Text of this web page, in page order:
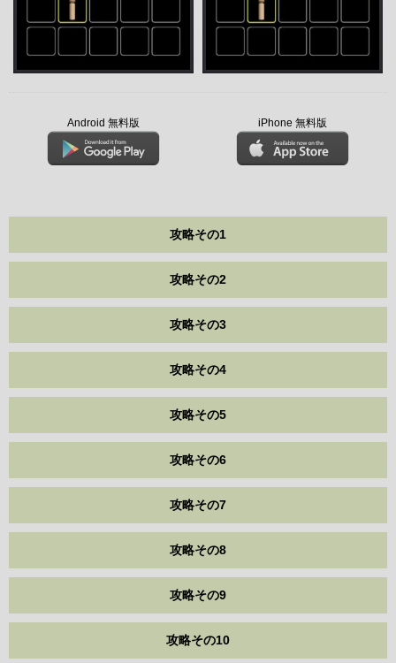
Android 無料版 iPhone 無料版
攻略その1
攻略その2
攻略その3
攻略その4
攻略その5
攻略その6
攻略その7
攻略その8
攻略その9
攻略その10